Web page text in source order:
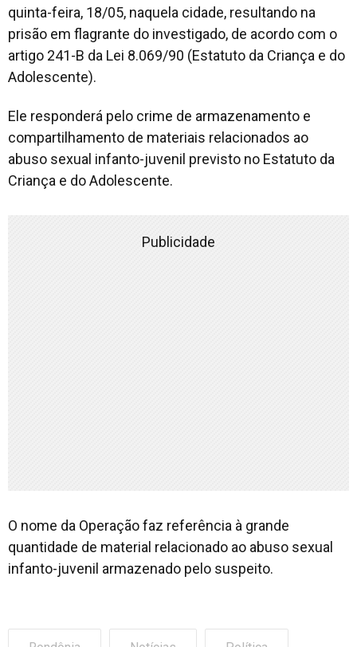
quinta-feira, 18/05, naquela cidade, resultando na
prisão em flagrante do investigado, de acordo com o
artigo 241-B da Lei 8.069/90 (Estatuto da Criança e do
Adolescente).
Ele responderá pelo crime de armazenamento e
compartilhamento de materiais relacionados ao
abuso sexual infanto-juvenil previsto no Estatuto da
Criança e do Adolescente.
Publicidade
O nome da Operação faz referência à grande
quantidade de material relacionado ao abuso sexual
infanto-juvenil armazenado pelo suspeito.